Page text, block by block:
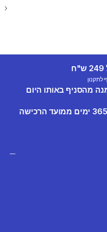
לתקנון
מהסניף באותו היום